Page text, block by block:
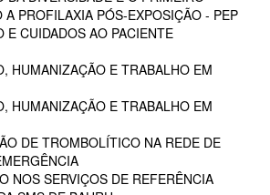
A PROFILAXIA PÓS-EXPOSIÇÃO - PEP
E CUIDADOS AO PACIENTE
HUMANIZAÇÃO E TRABALHO EM
HUMANIZAÇÃO E TRABALHO EM
DE TROMBOLÍTICO NA REDE DE
NOS SERVIÇOS DE REFERÊNCIA